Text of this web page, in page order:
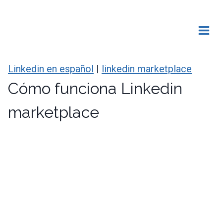
Linkedin en español | linkedin marketplace
Cómo funciona Linkedin
marketplace